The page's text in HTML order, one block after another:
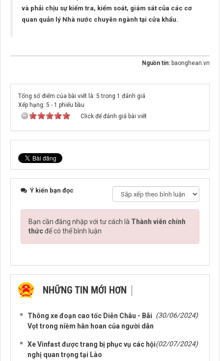
và phải chịu sự kiểm tra, kiểm soát, giám sát của các cơ
quan quản lý Nhà nước chuyên ngành tại cửa khẩu.
Nguồn tin: baonghean.vn
Tổng số điểm của bài viết là: 5 trong 1 đánh giá
Xếp hạng: 5 - 1 phiếu bầu
Click để đánh giá bài viết
Ý kiến bạn đọc
Bạn cần đăng nhập với tư cách là Thành viên chính
thứcđể có thể bình luận
NHỮNG TIN MỚI HƠN
Thông xe đoạn cao tốc Diễn Châu - Bãi
Vọt trong niềm hân hoan của người dân
(30/06/2024)
Xe Vinfast được trang bị phục vụ các hội
nghị quan trọng tại Lào
(02/07/2024)